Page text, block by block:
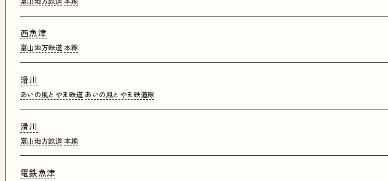
西魚津
富山地方鉄道 本線
滑川
あいの風とやま鉄道 あいの風とやま鉄道線
滑川
富山地方鉄道 本線
電鉄魚津